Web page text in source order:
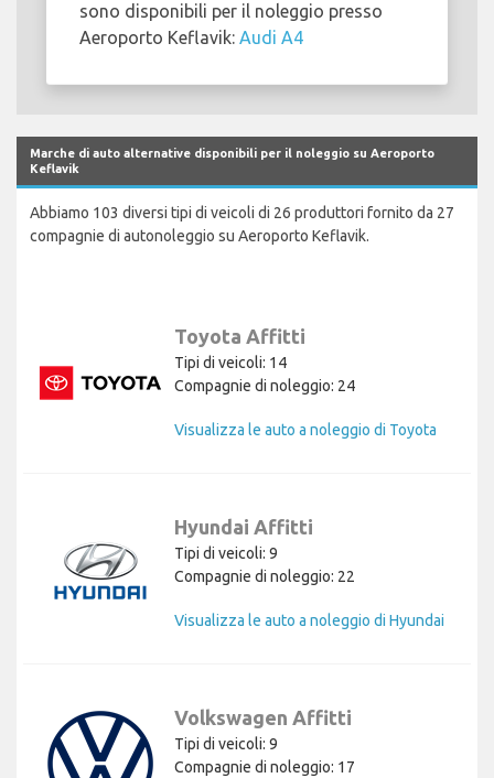
sono disponibili per il noleggio presso
Aeroporto Keflavik: Audi A4
Marche di auto alternative disponibili per il noleggio su Aeroporto
Keflavik
Abbiamo 103 diversi tipi di veicoli di 26 produttori fornito da 27
compagnie di autonoleggio su Aeroporto Keflavik.
Toyota Affitti
Tipi di veicoli: 14
Compagnie di noleggio: 24
Visualizza le auto a noleggio di Toyota
Hyundai Affitti
Tipi di veicoli: 9
Compagnie di noleggio: 22
Visualizza le auto a noleggio di Hyundai
Volkswagen Affitti
Tipi di veicoli: 9
Compagnie di noleggio: 17